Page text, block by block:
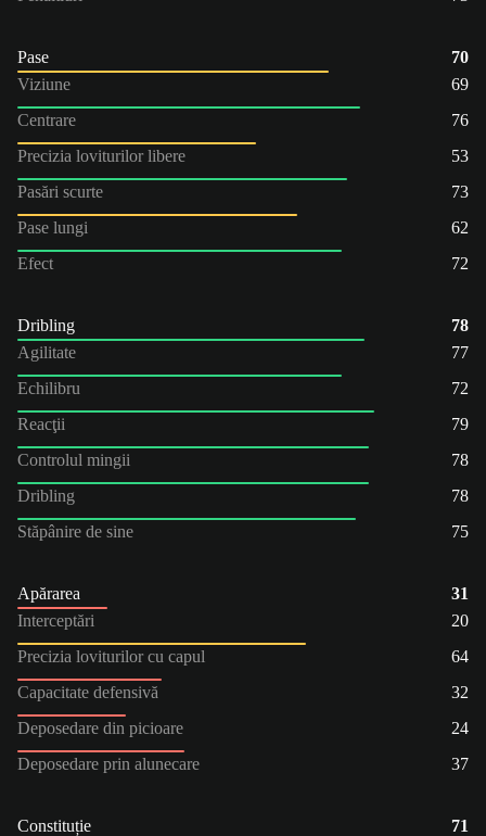
Pase
70
Viziune
69
Centrare
76
Precizia loviturilor libere
53
Pasări scurte
73
Pase lungi
62
Efect
72
Dribling
78
Agilitate
77
Echilibru
72
Reacţii
79
Controlul mingii
78
Dribling
78
Stăpânire de sine
75
Apărarea
31
Interceptări
20
Precizia loviturilor cu capul
64
Capacitate defensivă
32
Deposedare din picioare
24
Deposedare prin alunecare
37
Constituție
71